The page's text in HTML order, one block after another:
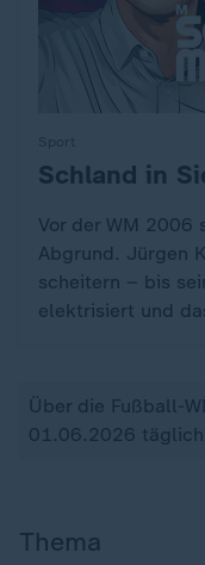
:Schland in
Vor der WM 2006
Abgrund. Jürgen
scheitern – bis
elektrisiert und
Über die Fußball-
01.06.2026 täglich
Thema